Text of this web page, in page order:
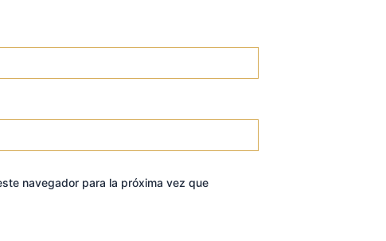
navegador para la próxima vez que